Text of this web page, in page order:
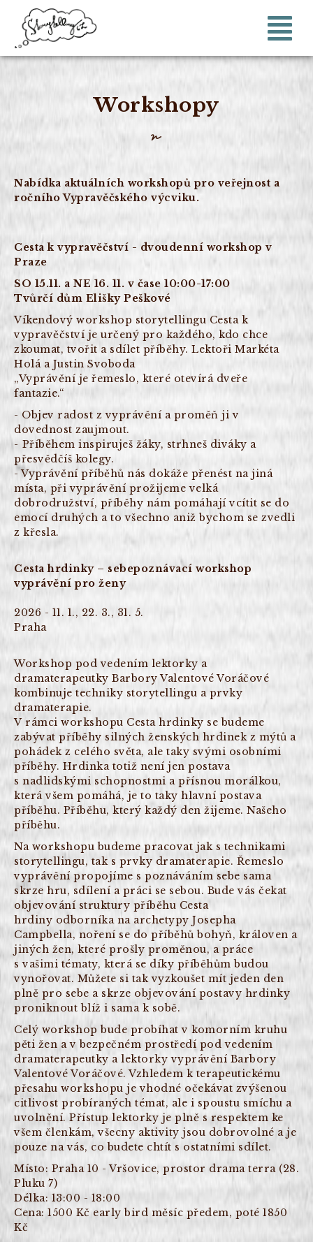
Workshopy
Nabídka aktuálních workshopů pro veřejnost a
ročního Vypravěčského výcviku.
Cesta k vypravěčství - dvoudenní workshop v
Praze
SO 15.11. a NE 16. 11. v čase 10:00-17:00
Tvůrčí dům Elišky Peškové
Víkendový workshop storytellingu Cesta k
vypravěčství je určený pro každého, kdo chce
zkoumat, tvořit a sdílet příběhy. Lektoři Markéta
Holá a Justin Svoboda
„Vyprávění je řemeslo, které otevírá dveře
fantazie.“
- Objev radost z vyprávění a proměň ji v
dovednost zaujmout.
- ⁠Příběhem inspiruješ žáky, strhneš diváky a
přesvědčíš kolegy.
- Vyprávění příběhů nás dokáže přenést na jiná
místa, při vyprávění prožijeme velká
dobrodružství, příběhy nám pomáhají vcítit se do
emocí druhých a to všechno aniž bychom se zvedli
z křesla.
Cesta hrdinky – sebepoznávací workshop
vyprávění pro ženy
2026 - 11. 1., 22. 3., 31. 5.
Praha
Workshop pod vedením lektorky a
dramaterapeutky Barbory Valentové Voráčové
kombinuje techniky storytellingu a prvky
dramaterapie.
V rámci workshopu Cesta hrdinky se budeme
zabývat příběhy silných ženských hrdinek z mýtů a
pohádek z celého světa, ale taky svými osobními
příběhy. Hrdinka totiž není jen postava
s nadlidskými schopnostmi a přísnou morálkou,
která všem pomáhá, je to taky hlavní postava
příběhu. Příběhu, který každý den žijeme. Našeho
příběhu.
Na workshopu budeme pracovat jak s technikami
storytellingu, tak s prvky dramaterapie. Řemeslo
vyprávění propojíme s poznáváním sebe sama
skrze hru, sdílení a práci se sebou. Bude vás čekat
objevování struktury příběhu Cesta
hrdiny odborníka na archetypy Josepha
Campbella, noření se do příběhů bohyň, královen a
jiných žen, které prošly proměnou, a práce
s vašimi tématy, která se díky příběhům budou
vynořovat. Můžete si tak vyzkoušet mít jeden den
plně pro sebe a skrze objevování postavy hrdinky
proniknout blíž i sama k sobě.
Celý workshop bude probíhat v komorním kruhu
pěti žen a v bezpečném prostředí pod vedením
dramaterapeutky a lektorky vyprávění Barbory
Valentové Voráčové. Vzhledem k terapeutickému
přesahu workshopu je vhodné očekávat zvýšenou
citlivost probíraných témat, ale i spoustu smíchu a
uvolnění. Přístup lektorky je plně s respektem ke
všem členkám, všecny aktivity jsou dobrovolné a je
pouze na vás, co budete chtít s ostatními sdílet.
Místo: Praha 10 - Vršovice, prostor drama terra (28.
Pluku 7)
Délka: 13:00 - 18:00
Cena: 1500 Kč early bird měsíc předem, poté 1850
Kč